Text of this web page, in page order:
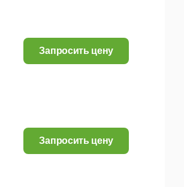
Запросить цену
Запросить цену